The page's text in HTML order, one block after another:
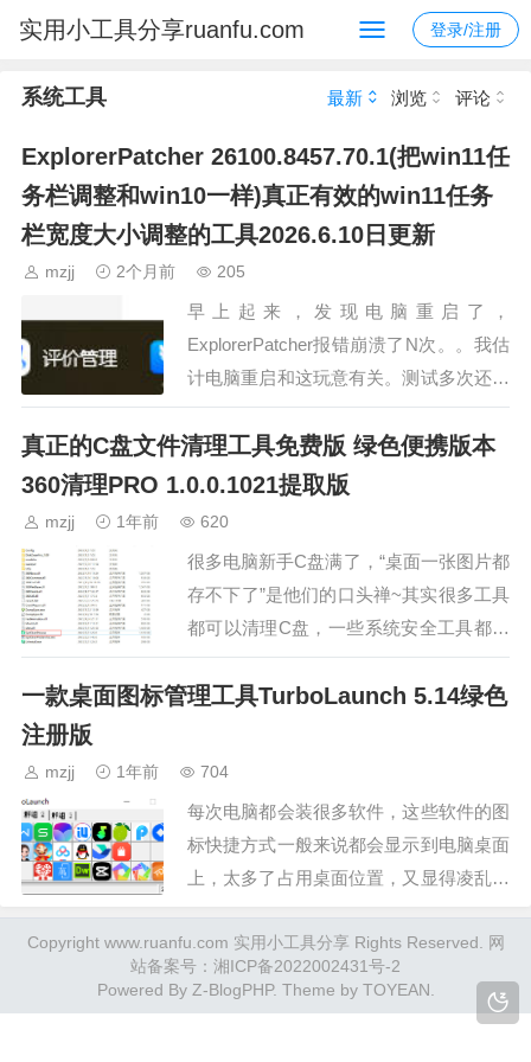
实用小工具分享ruanfu.com 登录/注册
系统工具 最新 浏览 评论
ExplorerPatcher 26100.8457.70.1(把win11任
务栏调整和win10一样)真正有效的win11任务
栏宽度大小调整的工具2026.6.10日更新
mzjj 2个月前 205
早上起来，发现电脑重启了，
ExplorerPatcher报错崩溃了N次。。我估
计电脑重启和这玩意有关。测试多次还是
不行，只有升级到最新版
26100.8457.70.1 才能正常使用
=================以上2026.6.10日
真正的C盘文件清理工具免费版 绿色便携版本
360清理PRO 1.0.0.1021提取版
mzjj 1年前 620
很多电脑新手C盘满了，“桌面一张图片都
存不下了”是他们的口头禅~其实很多工具
都可以清理C盘，一些系统安全工具都具
备这样的功能，QQ管家，火绒……360
就不说了。这款C盘清理软件就是原来
一款桌面图标管理工具TurboLaunch 5.14绿色
注册版
mzjj 1年前 704
每次电脑都会装很多软件，这些软件的图
标快捷方式一般来说都会显示到电脑桌面
上，太多了占用桌面位置，又显得凌乱，
捷方式图标都按照自己的喜好分组放入。
软件在电脑右下角一个“小火箭”图标，双
击点一下就能选择自己电脑上的软件来启
Copyright www.ruanfu.com 实用小工具分享 Rights Reserved. 网
站备案号： 湘ICP备2022002431号-2
Powered By Z-BlogPHP. Theme by TOYEAN